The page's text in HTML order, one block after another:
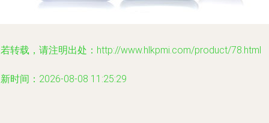
转载，请注明出处：http://www.hlkpmi.com/product/78.html
时间：2026-08-08 11:25:29